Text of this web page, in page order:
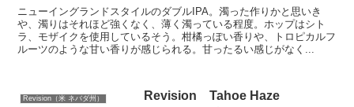
ニューイングランドスタイルのダブルIPA。濁った作りかと思いき
や、濁りはそれほど強くなく、薄く濁っている程度。ホップはシト
ラ、モザイクを使用しているそう。柑橘っぽい香りや、トロピカルフ
ルーツのような甘い香りが感じられる。甘ったるい感じがなく...
Revision（米 ネバダ州） Revision Tahoe Haze